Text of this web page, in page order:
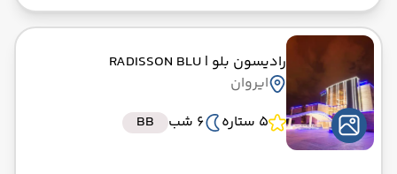
رادیسون بلو | RADISSON BLU
ایروان
5 ستاره
6 شب BB